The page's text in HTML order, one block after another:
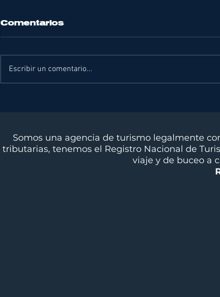
Comentarios
Escribir un comentario...
Somos una agencia de turismo legalmente
tributarias, tenemos el Registro Nacional de
viaje y de buceo a